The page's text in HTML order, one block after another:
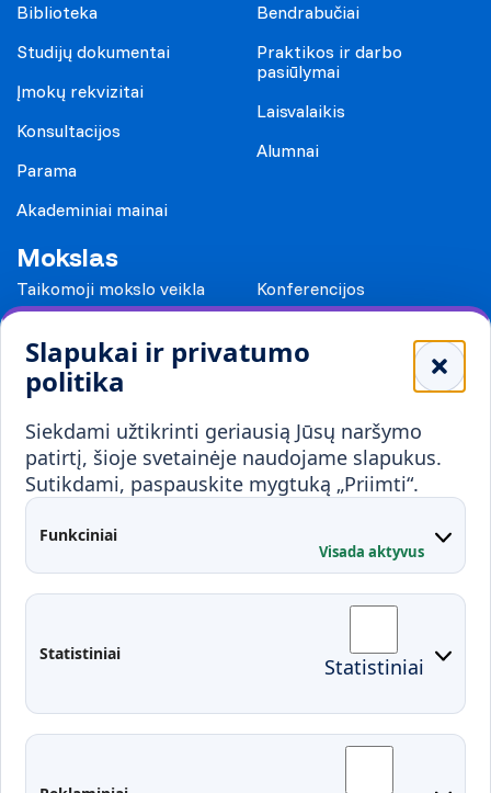
Slapukai ir privatumo
politika
Siekdami užtikrinti geriausią Jūsų naršymo
patirtį, šioje svetainėje naudojame slapukus.
Sutikdami, paspauskite mygtuką „Priimti“.
Funkciniai
Visada aktyvus
Statistiniai Statistiniai
Biblioteka
Studijų dokumentai
Įmokų rekvizitai
Konsultacijos
Parama
Akademiniai mainai
Bendrabučiai
Praktikos ir darbo
pasiūlymai
Laisvalaikis
Alumnai
Mokslas
Taikomoji mokslo veikla
Konferencijos
Mokykloms
Visuomenei ir verslui
Mokymai ir konsultavimas
Partnerystės
Karjera
Kontaktai
Administracija
Fakultetai
Studentų atstovybė
Moodle
EDINA